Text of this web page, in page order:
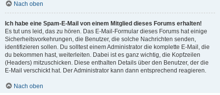
Nach oben
Ich habe eine Spam-E-Mail von einem Mitglied dieses Forums erhalten!
Es tut uns leid, das zu hören. Das E-Mail-Formular dieses Forums hat einige
Sicherheitsvorkehrungen, die Benutzer, die solche Nachrichten senden,
identifizieren sollen. Du solltest einem Administrator die komplette E-Mail, die
du bekommen hast, weiterleiten. Dabei ist es ganz wichtig, die Kopfzeilen
(Headers) mitzuschicken. Diese enthalten Details über den Benutzer, der die
E-Mail verschickt hat. Der Administrator kann dann entsprechend reagieren.
Nach oben